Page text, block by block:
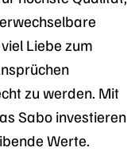
Liebe zum
zu werden. Mit
Sabo investieren
Werte.